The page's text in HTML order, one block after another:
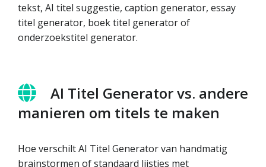
tekst, AI titel suggestie, caption generator, essay
titel generator, boek titel generator of
onderzoekstitel generator.
AI Titel Generator vs. andere
manieren om titels te maken
Hoe verschilt AI Titel Generator van handmatig
brainstormen of standaard lijstjes met